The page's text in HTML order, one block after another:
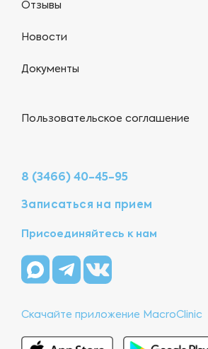
Отзывы
Новости
Документы
Пользовательское соглашение
8 (3466) 40-45-95
Записаться на прием
Присоединяйтесь к нам
Скачайте приложение MacroClinic